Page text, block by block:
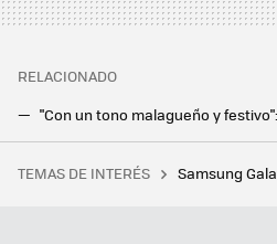
RELACIONADO
TEMAS DE INTERÉS Samsung